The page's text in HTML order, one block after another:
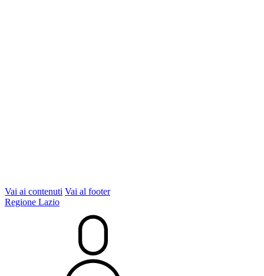
Vai ai contenuti Vai al footer
Regione Lazio